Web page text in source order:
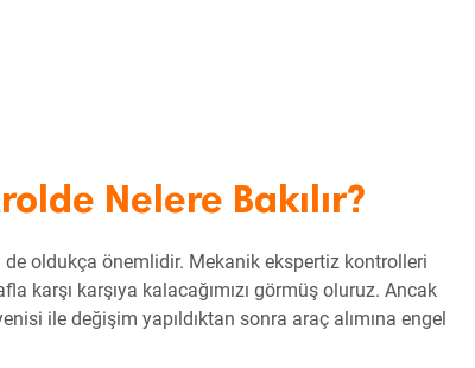
Nelere Bakılır?
oldukça önemlidir. Mekanik ekspertiz kontrolleri
karşı karşıya kalacağımızı görmüş oluruz. Ancak
ile değişim yapıldıktan sonra araç alımına engel